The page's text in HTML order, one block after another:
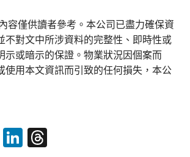
容僅供讀者參考。本公司已盡力確保資
不對文中所涉資料的完整性、即時性或
示或暗示的保證。物業狀況因個案而
使用本文資訊而引致的任何損失，本公
LineLinkedIn